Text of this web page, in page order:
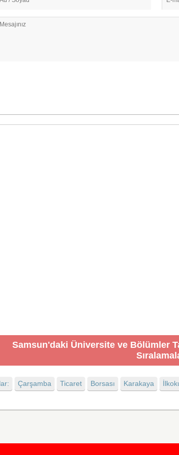
Mesajınız
Samsun'daki Üniversite ve Bölümler
Çarşamba Ticaret Borsası Karakaya